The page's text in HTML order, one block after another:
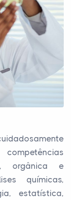
orgânica e
químicas,
estatística,